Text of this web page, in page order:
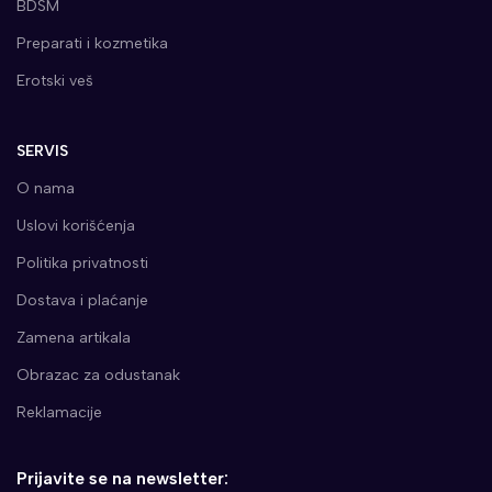
BDSM
Preparati i kozmetika
Erotski veš
SERVIS
O nama
Uslovi korišćenja
Politika privatnosti
Dostava i plaćanje
Zamena artikala
Obrazac za odustanak
Reklamacije
Prijavite se na newsletter: